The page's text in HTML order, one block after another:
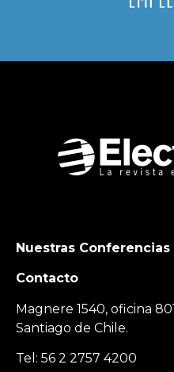
Nuestras Conferencias
Contacto
Magnere 1540, oficina
Santiago de Chile.
Tel: 56 2 2757 4200